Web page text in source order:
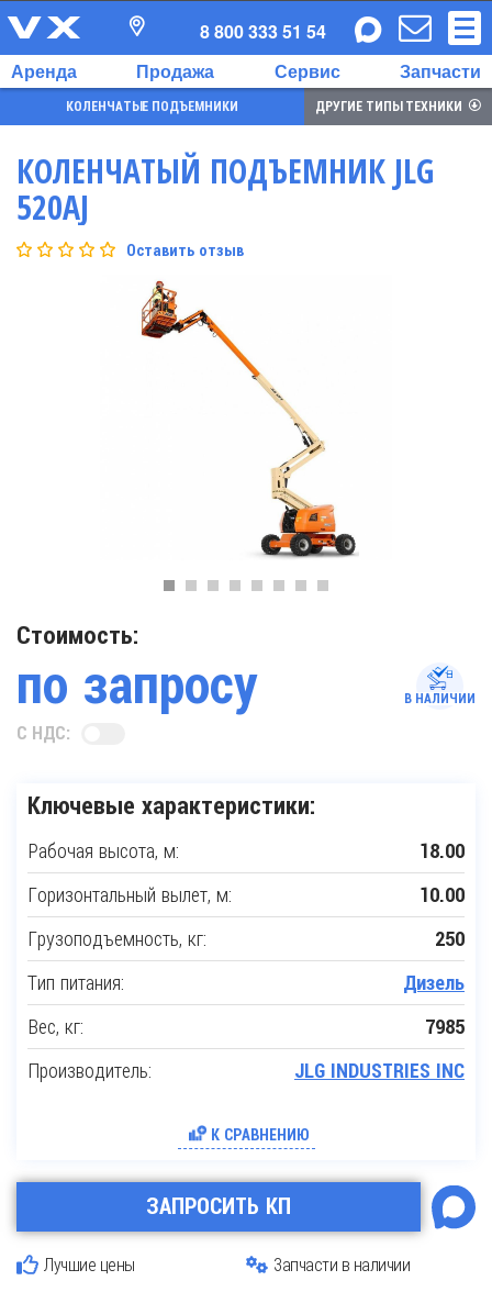
Аренда Продажа Сервис Запчасти
8 800 333 51 54
КОЛЕНЧАТЫЕ ПОДЪЕМНИКИ ДРУГИЕ ТИПЫ ТЕХНИКИ
КОЛЕНЧАТЫЙ ПОДЪЕМНИК JLG
520AJ
Оставить отзыв
Ключевые характеристики:
Рабочая высота, м: 18.00
Горизонтальный вылет, м: 10.00
Грузоподъемность, кг: 250
Тип питания: Дизель
Вес, кг: 7985
Производитель: JLG INDUSTRIES INC
К СРАВНЕНИЮ
ЗАПРОСИТЬ КП
Лучшие цены Запчасти в наличии
Стоимость:
по запросу В НАЛИЧИИ
С НДС: